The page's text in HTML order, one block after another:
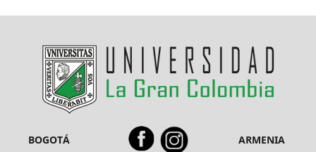
BOGOTÁ
ARMENIA